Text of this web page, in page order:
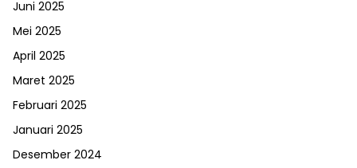
Juni 2025
Mei 2025
April 2025
Maret 2025
Februari 2025
Januari 2025
Desember 2024